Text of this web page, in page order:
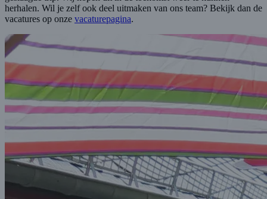
herhalen. Wil je zelf ook deel uitmaken van ons team? Bekijk dan de
vacatures op onze vacaturepagina.